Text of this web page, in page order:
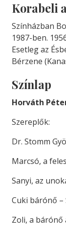
Korabeli
Színházban
1987-ben.
Esetleg az
Bérzene
Színlap
Horváth
Szereplők:
Dr. Stomm
Marcsó, a
Sanyi, az
Cuki bárónő –
Zoli, a bárónő